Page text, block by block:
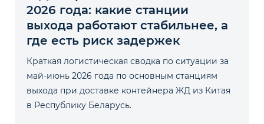
2026 года: какие станции
выхода работают стабильнее, а
где есть риск задержек
Краткая логистическая сводка по ситуации за
май-июнь 2026 года по основным станциям
выхода при доставке контейнера ЖД из Китая
в Республику Беларусь.